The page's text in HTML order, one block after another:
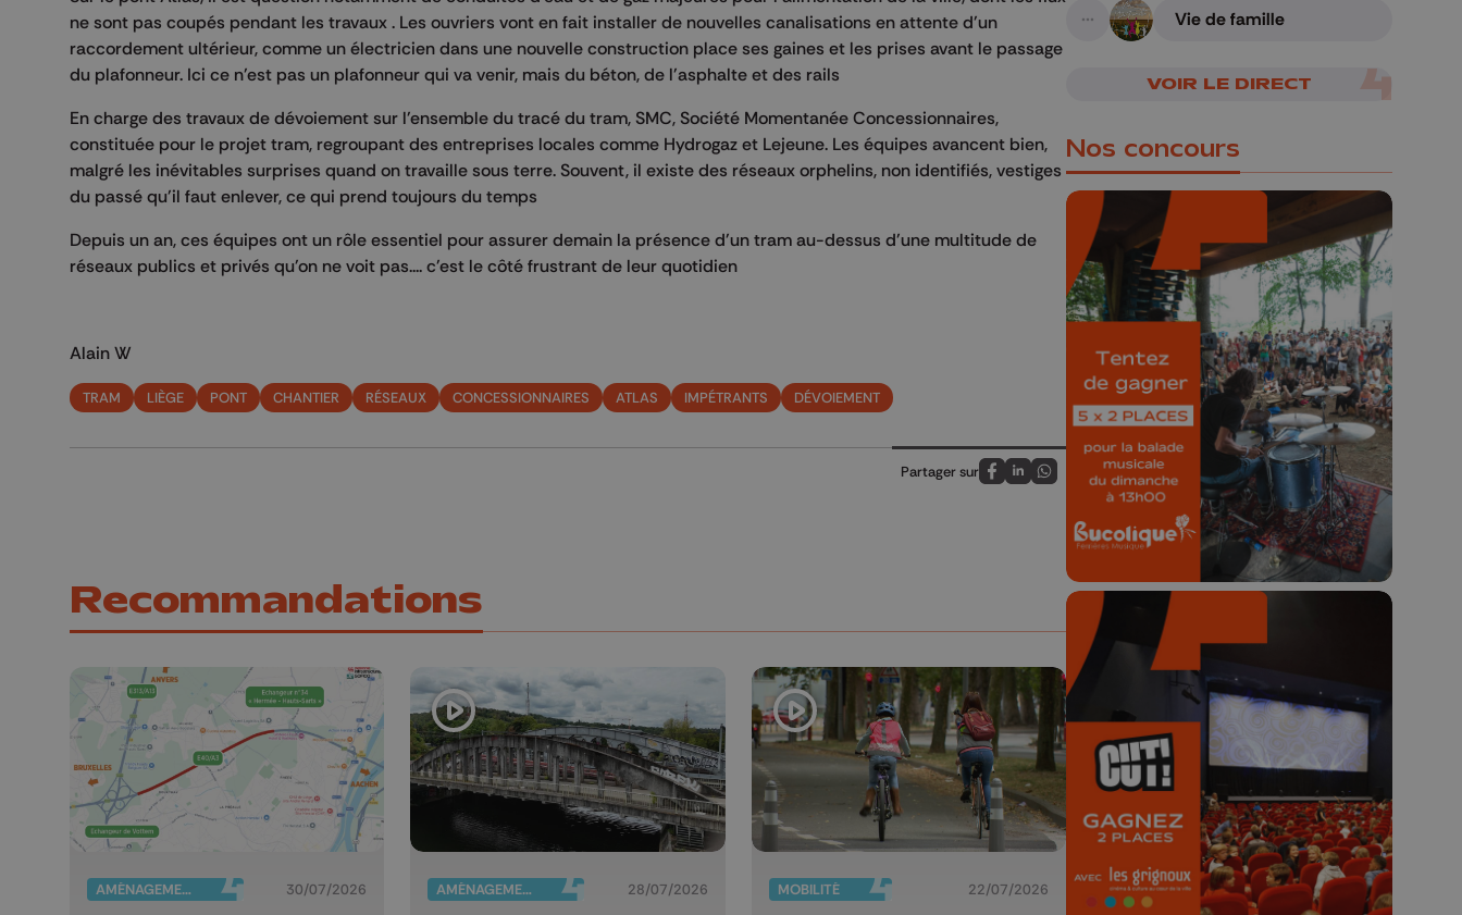
ne sont pas coupés pendant les travaux . Les ouvriers vont en fait installer de nouvelles canalisations en attente d'un
raccordement ultérieur, comme un électricien dans une nouvelle construction place ses gaines et les prises avant le passage
du plafonneur. Ici ce n'est pas un plafonneur qui va venir, mais du béton, de l'asphalte et des rails
En charge des travaux de dévoiement sur l'ensemble du tracé du tram, SMC, Société Momentanée Concessionnaires,
constituée pour le projet tram, regroupant des entreprises locales comme Hydrogaz et Lejeune. Les équipes avancent bien,
malgré les inévitables surprises quand on travaille sous terre. Souvent, il existe des réseaux orphelins, non identifiés, vestiges
du passé qu'il faut enlever, ce qui prend toujours du temps
Depuis un an, ces équipes ont un rôle essentiel pour assurer demain la présence d'un tram au-dessus d'une multitude de
réseaux publics et privés qu'on ne voit pas.... c'est le côté frustrant de leur quotidien
Alain W
TRAM LIÈGE PONT CHANTIER RÉSEAUX CONCESSIONNAIRES ATLAS IMPÉTRANTS DÉVOIEMENT
Partager sur
Partagez sur FaceBook
Partagez sur LinkedIn
Partagez sur Whatsapp
Recommandations
AMÉNAGEMENT DU TERRITOIRE 30/07/2026 AMÉNAGEMENT DU TERRITOIRE 28/07/2026 MOBILITÉ 22/07/2026
A suivre
Vie de famille
VOIR LE DIRECT
Nos concours
🎁 Gagnez 5x2
places pour le
Bucolique Ferrières
Festival 🌿🎶
Concours valable jusqu'au 9 août,
23h59.
🎬 Concours CUT x
Les Grignoux ✨
Concours permanent - 2 places à
gagner chaque semaine !